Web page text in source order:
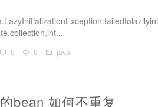
0 0 java
bean 如何不重复